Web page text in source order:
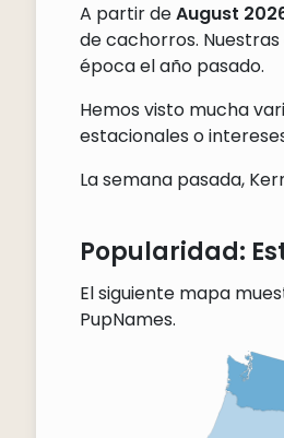
A partir deAugust
de cachorros.
época el año pasado.
Hemos visto mucha
estacionales o
La semana pasada,
Popularidad:
El siguiente mapa
PupNames.